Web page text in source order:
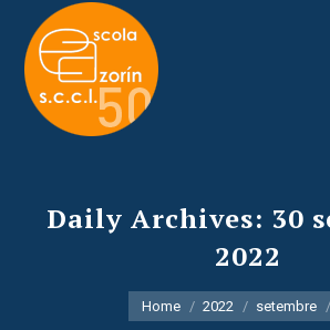
Daily Archives: 30
2022
You are here:
Home 2022 setembre